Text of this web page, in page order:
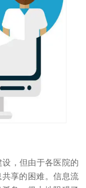
，但由于各医院的
享的困难。信息流